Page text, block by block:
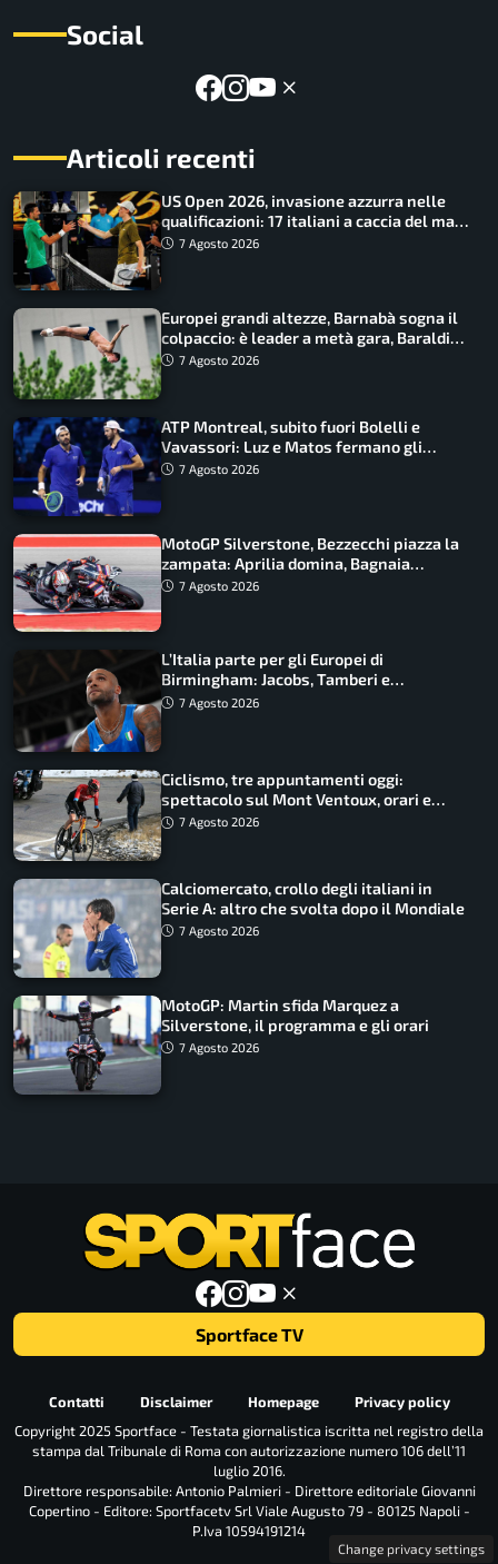
Social
Articoli recenti
US Open 2026, invasione azzurra nelle
qualificazioni: 17 italiani a caccia del main
draw7 Agosto 2026
Europei grandi altezze, Barnabà sogna il
colpaccio: è leader a metà gara, Baraldi
ancora in corsa
7 Agosto 2026
ATP Montreal, subito fuori Bolelli e
Vavassori: Luz e Matos fermano gli
azzurri
7 Agosto 2026
MotoGP Silverstone, Bezzecchi piazza la
zampata: Aprilia domina, Bagnaia
costretto al Q1
7 Agosto 2026
L’Italia parte per gli Europei di
Birmingham: Jacobs, Tamberi e
Battocletti guidano una spedizione
7 Agosto 2026
Ciclismo, tre appuntamenti oggi:
spettacolo sul Mont Ventoux, orari e
come vederli
7 Agosto 2026
Calciomercato, crollo degli italiani in
Serie A: altro che svolta dopo il Mondiale
7 Agosto 2026
MotoGP: Martin sfida Marquez a
Silverstone, il programma e gli orari
7 Agosto 2026
Sportface TV
Contatti Disclaimer Homepage
Privacy policy
Copyright 2025 Sportface - Testata giornalistica iscritta nel registro della
stampa dal Tribunale di Roma con autorizzazione numero 106 dell’11
luglio 2016.
Direttore responsabile: Antonio Palmieri - Direttore editoriale Giovanni
Copertino - Editore: Sportfacetv Srl Viale Augusto 79 - 80125 Napoli -
P.Iva 10594191214
Change privacy settings